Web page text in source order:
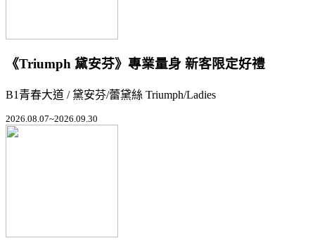
《Triumph 黛安芬》專業量身 新客限定好禮
B1青春大道 / 黛安芬/蕾黛絲 Triumph/Ladies
2026.08.07~2026.09.30